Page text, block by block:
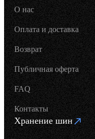
О нас
Оплата и доставка
Возврат
Публичная оферта
FAQ
Контакты
Хранение шин